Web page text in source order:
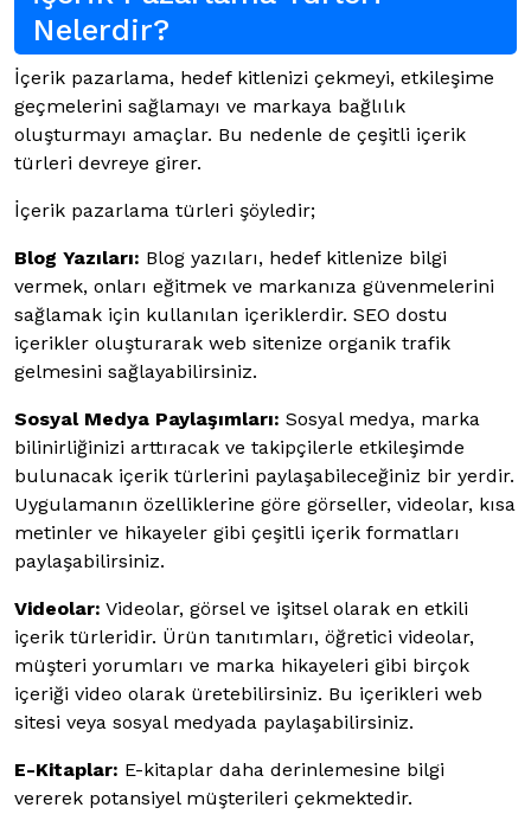
Nelerdir?
İçerik pazarlama, hedef kitlenizi çekmeyi, etkileşime
geçmelerini sağlamayı ve markaya bağlılık
oluşturmayı amaçlar. Bu nedenle de çeşitli içerik
türleri devreye girer.
İçerik pazarlama türleri şöyledir;
Blog Yazıları: Blog yazıları, hedef kitlenize bilgi
vermek, onları eğitmek ve markanıza güvenmelerini
sağlamak için kullanılan içeriklerdir. SEO dostu
içerikler oluşturarak web sitenize organik trafik
gelmesini sağlayabilirsiniz.
Sosyal Medya Paylaşımları: Sosyal medya, marka
bilinirliğinizi arttıracak ve takipçilerle etkileşimde
bulunacak içerik türlerini paylaşabileceğiniz bir yerdir.
Uygulamanın özelliklerine göre görseller, videolar, kısa
metinler ve hikayeler gibi çeşitli içerik formatları
paylaşabilirsiniz.
Videolar: Videolar, görsel ve işitsel olarak en etkili
içerik türleridir. Ürün tanıtımları, öğretici videolar,
müşteri yorumları ve marka hikayeleri gibi birçok
içeriği video olarak üretebilirsiniz. Bu içerikleri web
sitesi veya sosyal medyada paylaşabilirsiniz.
E-Kitaplar: E-kitaplar daha derinlemesine bilgi
vererek potansiyel müşterileri çekmektedir.